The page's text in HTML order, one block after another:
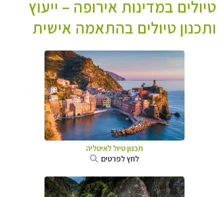
טיולים במדינות אירופה – ייעוץ
ותכנון טיולים בהתאמה אישית
תכנון טיול לאיטליה
לחץ לפרטים